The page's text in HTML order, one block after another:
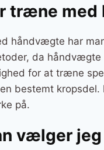
træne med
håndvægte har
da håndvægte
for at træne
bestemt
på.
vælger